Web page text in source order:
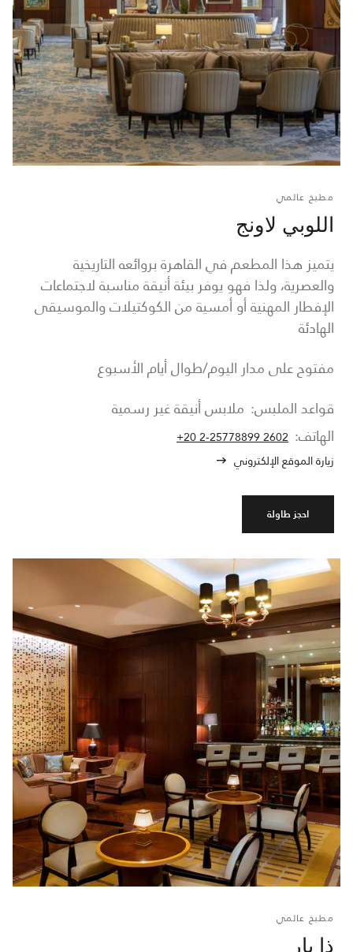
مطبخ عالمي
اللوبي لاونج
يتميز هذا المطعم في القاهرة بروائعه التاريخية
والعصرية، ولذا فهو يوفر بيئة أنيقة مناسبة لاجتماعات
الإفطار المهنية أو أمسية من الكوكتيلات والموسيقى
الهادئة
مفتوح على مدار اليوم/طوال أيام الأسبوع
قواعد الملبس: ملابس أنيقة غير رسمية
الهاتف: +20 2-25778899 2602
زيارة الموقع الإلكتروني
احجز طاولة
مطبخ عالمي